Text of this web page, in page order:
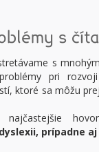
s
s
pri
ktoré sa môžu
dyslexii, prípadne